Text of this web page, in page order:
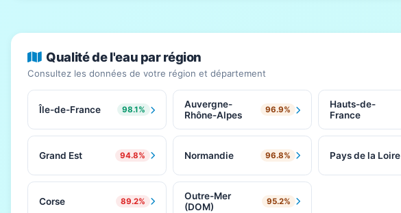
Qualité de l'eau par région
Consultez les données de votre région et département
Île-de-France 98.1%
Auvergne-
Rhône-Alpes
96.9%
Hauts-de-
France
Grand Est 94.8% Normandie 96.8% Pays de la Loire
Corse 89.2%
Outre-Mer
(DOM)
95.2%